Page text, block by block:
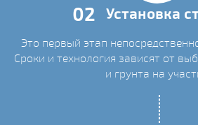
02 Установка
Это первый этап
Сроки и технология зависят от
и грунта на